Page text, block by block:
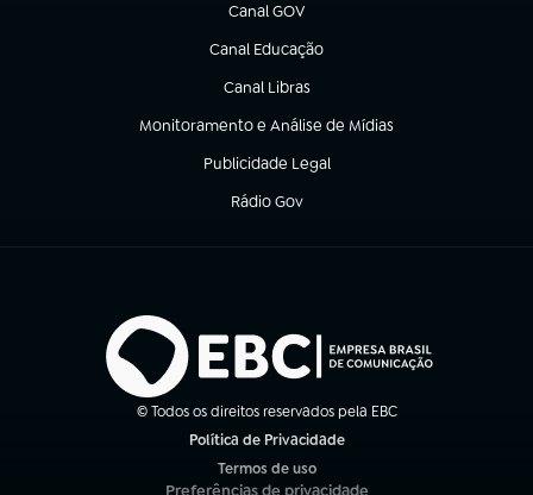
Canal GOV
(abre em nova aba)
Canal Educação
(abre em nova aba)
Canal Libras
(abre em nova aba)
Monitoramento e Análise de Mídias
(abre em nova aba)
Publicidade Legal
(abre em nova aba)
Rádio Gov
(abre em nova aba)
© Todos os direitos reservados pela EBC
Política de Privacidade
Termos de uso
(abre em nova aba)
Preferências de privacidade